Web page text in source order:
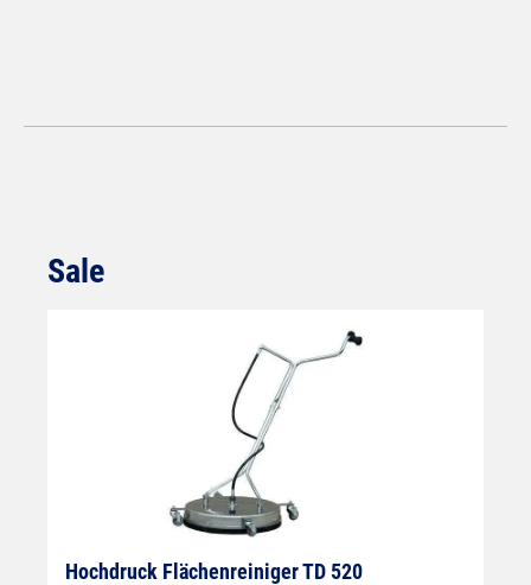
Produktgalerie überspringen
Sale
Hochdruck Flächenreiniger TD 520